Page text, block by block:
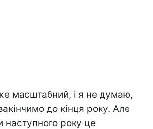
масштабний, і я не думаю,
до кінця року. Але
наступного року це